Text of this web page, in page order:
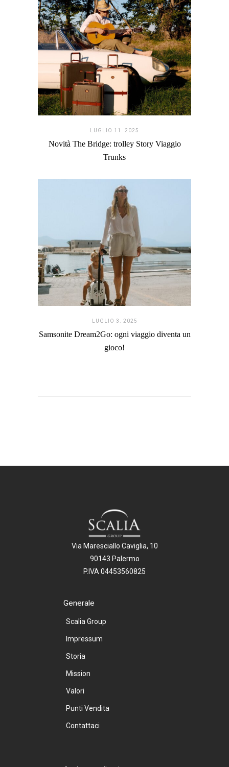
LUGLIO 11. 2025
Novità The Bridge: trolley Story Viaggio
Trunks
LUGLIO 3. 2025
Samsonite Dream2Go: ogni viaggio diventa un
gioco!
Via Maresciallo Caviglia, 10
90143 Palermo
P.IVA 04453560825
Generale
Scalia Group
Impressum
Storia
Mission
Valori
Punti Vendita
Contattaci